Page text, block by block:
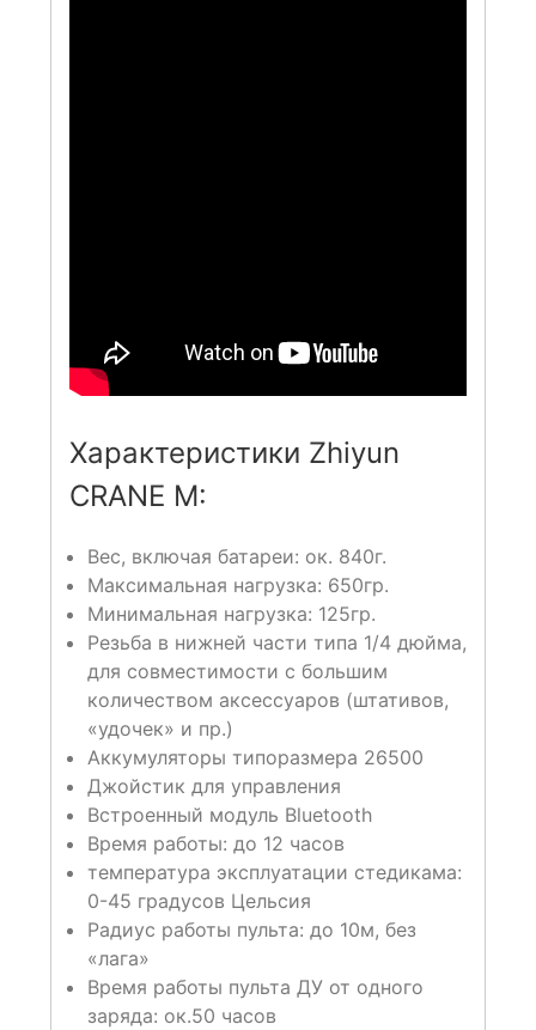
Характеристики Zhiyun
CRANE M:
Вес, включая батареи: ок. 840г.
Максимальная нагрузка: 650гр.
Минимальная нагрузка: 125гр.
Резьба в нижней части типа 1/4 дюйма,
для совместимости с большим
количеством аксессуаров (штативов,
«удочек» и пр.)
Аккумуляторы типоразмера 26500
Джойстик для управления
Встроенный модуль Bluetooth
Время работы: до 12 часов
температура эксплуатации стедикама:
0-45 градусов Цельсия
Радиус работы пульта: до 10м, без
«лага»
Время работы пульта ДУ от одного
заряда: ок.50 часов